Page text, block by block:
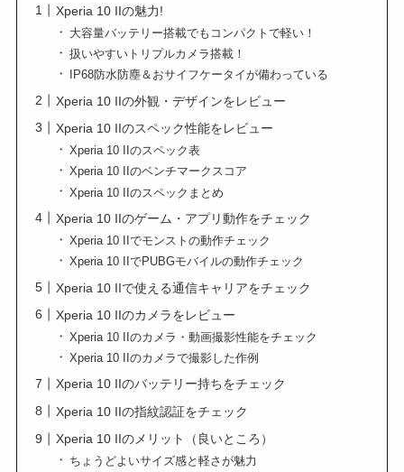
Xperia 10 IIの魅力!
大容量バッテリー搭載でもコンパクトで軽い！
扱いやすいトリプルカメラ搭載！
IP68防水防塵＆おサイフケータイが備わっている
Xperia 10 IIの外観・デザインをレビュー
Xperia 10 IIのスペック性能をレビュー
Xperia 10 IIのスペック表
Xperia 10 IIのベンチマークスコア
Xperia 10 IIのスペックまとめ
Xperia 10 IIのゲーム・アプリ動作をチェック
Xperia 10 IIでモンストの動作チェック
Xperia 10 IIでPUBGモバイルの動作チェック
Xperia 10 IIで使える通信キャリアをチェック
Xperia 10 IIのカメラをレビュー
Xperia 10 IIのカメラ・動画撮影性能をチェック
Xperia 10 IIのカメラで撮影した作例
Xperia 10 IIのバッテリー持ちをチェック
Xperia 10 IIの指紋認証をチェック
Xperia 10 IIのメリット（良いところ）
ちょうどよいサイズ感と軽さが魅力